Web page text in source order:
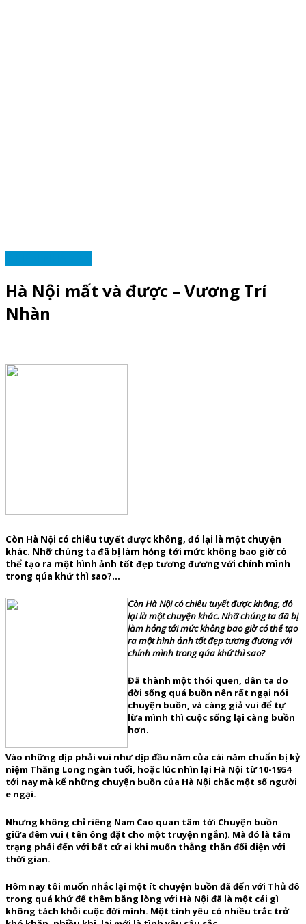
Hà Nội mất và được – Vương Trí
Nhàn
Còn Hà Nội có chiêu tuyết được không, đó lại là một chuyện
khác. Nhỡ chúng ta đã bị làm hỏng tới mức không bao giờ có
thể tạo ra một hình ảnh tốt đẹp tương đương với chính mình
trong qúa khứ thì sao?…
Còn Hà Nội có chiêu tuyết được không, đó
lại là một chuyện khác. Nhỡ chúng ta đã bị
làm hỏng tới mức không bao giờ có thể tạo
ra một hình ảnh tốt đẹp tương đương với
chính mình trong qúa khứ thì sao?
Đã thành một thói quen, dân ta do
đời sống quá buồn nên rất ngại nói
chuyện buồn, và càng giả vui để tự
lừa mình thì cuộc sống lại càng buồn
hơn.
Vào những dịp phải vui như dịp đầu năm của cái năm chuẩn bị kỷ
niệm Thăng Long ngàn tuổi, hoặc lúc nhìn lại Hà Nội từ 10-1954
tới nay mà kể những chuyện buồn của Hà Nội chắc một số người
e ngại.
Nhưng không chỉ riêng Nam Cao quan tâm tới Chuyện buồn
giữa đêm vui ( tên ông đặt cho một truyện ngắn). Mà đó là tâm
trạng phải đến với bất cứ ai khi muốn thẳng thắn đối diện với
thời gian.
Hôm nay tôi muốn nhắc lại một ít chuyện buồn đã đến với Thủ đô
trong quá khứ để thêm bằng lòng với Hà Nội đã là một cái gì
không tách khỏi cuộc đời mình. Một tình yêu có nhiều trắc trở